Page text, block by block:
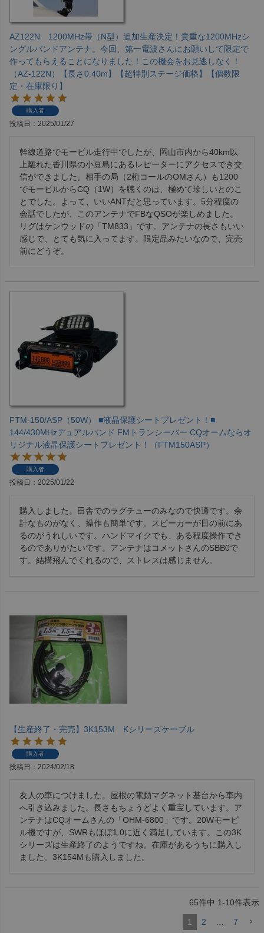
AZ122N 1200MHz帯（N型）追加生産決定！貴重な1200MHzシ
ングルバンドアンテナ。今回、第一電波さんにお願いして限定で
作ってもらえることになりました！この機会をお見逃しなく！
（AZ-122N）【長さ0.40m】【超特別ステージ価格】【個数限
定・在庫限り】
購入者
投稿日 2025/01/27
幹線道路でモービル走行中でしたが、岡山市内から40km以
上離れた香川県の小豆島にあるレピーターにアクセスでき交
信ができました。相手の局（2桁コールのOMさん）も1200
でモービルからCQ（1W）を聴くのは、極めて珍しいとのこ
とでした。よって、いいANTだと思っています。5分程度の
会話でしたが、このアンテナでFBなQSOが楽しめました。
リグはケンウッドの「TM833」です。アンテナの長さもいい
感じで、とても気に入ってます。限定品みたいなので、完売
前にどうぞ。
FTM-150/ASP（50W） ■液晶保護シートプレゼント！■
144/430MHzデュアルバンド FMトランシーバー CQオームならオ
リジナル液晶保護シートプレゼント！（FTM150ASP）
購入者
投稿日 2025/01/22
購入しました。田舎でのラグチューのみなので快適です。余
計なものがなく、操作も簡単です。スピーカーが目の前にあ
るのがうれしいです。ハンドマイクでも、ある程度操作でき
るのでありがたいです。アンテナはコメットさんのSBB0で
す。結構飛んでくれるので、ストレスは感じません。
【生産終了・完売】3K153M Kシリーズケーブル
購入者
投稿日 2024/02/18
友人の車につけました。屋根の電動マグネット基台から車内
へ引き込みました。長さもちょうどよく重宝しています。ア
ンテナはCQオームさんの「OHM-6800」です。20Wモービ
ル機ですが、SWRもほぼ1.0に近く満足しています。この3K
シリーズは生産終了のようですね。在庫があるうちに購入し
ました。3K154Mも購入しました。
65件中 1-10件表示
1 2 7